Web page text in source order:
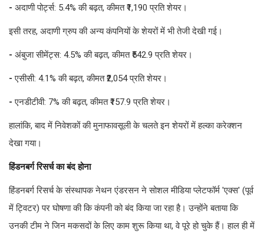
- अदाणी पोर्ट्स: 5.4% की बढ़त, कीमत ₹1,190 प्रति शेयर।
इसी तरह, अदाणी ग्रुप की अन्य कंपनियों के शेयरों में भी तेजी देखी गई।
- अंबुजा सीमेंट्स: 4.5% की बढ़त, कीमत ₹542.9 प्रति शेयर।
-एसीसी: 4.1% की बढ़त, कीमत ₹2,054 प्रति शेयर।
-एनडीटीवी: 7% की बढ़त, कीमत ₹157.9 प्रति शेयर।
हालांकि, बाद में निवेशकों की मुनाफावसूली के चलते इन शेयरों में हल्का करेक्शन
देखा गया।
हिंडनबर्ग रिसर्च का बंद होना
हिंडनबर्ग रिसर्च के संस्थापक नेथन एंडरसन ने सोशल मीडिया प्लेटफॉर्म 'एक्स' (पूर्व
में ट्विटर) पर घोषणा की कि कंपनी को बंद किया जा रहा है। उन्होंने बताया कि
उनकी टीम ने जिन मकसदों के लिए काम शुरू किया था, वे पूरे हो चुके हैं। हाल ही में